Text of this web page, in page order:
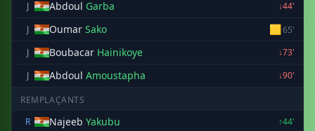
J
Abdoul Garba
↓44'
J
Oumar Sako 🟨65'
J
Boubacar Hainikoye
↓73'
J
Abdoul Amoustapha ↓90'
REMPLAÇANTS
R
Najeeb Yakubu
↑44'